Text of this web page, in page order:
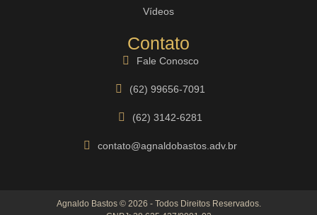
Vídeos
Contato
Fale Conosco
(62) 99656-7091
(62) 3142-6281
contato@agnaldobastos.adv.br
Agnaldo Bastos © 2026 - Todos Direitos Reservados.